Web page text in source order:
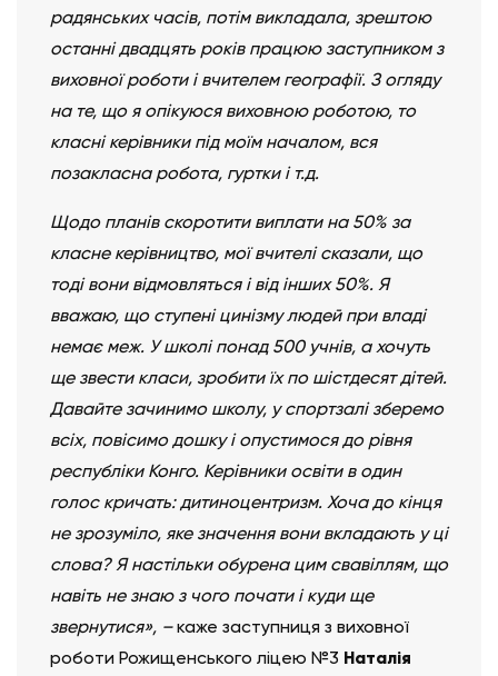
радянських часів, потім викладала, зрештою
останні двадцять років працюю заступником з
виховної роботи і вчителем географії. З огляду
на те, що я опікуюся виховною роботою, то
класні керівники під моїм началом, вся
позакласна робота, гуртки і т.д.
Щодо планів скоротити виплати на 50% за
класне керівництво, мої вчителі сказали, що
тоді вони відмовляться і від інших 50%. Я
вважаю, що ступені цинізму людей при владі
немає меж. У школі понад 500 учнів, а хочуть
ще звести класи, зробити їх по шістдесят дітей.
Давайте зачинимо школу, у спортзалі зберемо
всіх, повісимо дошку і опустимося до рівня
республіки Конго. Керівники освіти в один
голос кричать: дитиноцентризм. Хоча до кінця
не зрозуміло, яке значення вони вкладають у ці
слова? Я настільки обурена цим свавіллям, що
навіть не знаю з чого почати і куди ще
звернутися», –каже заступниця з виховної
роботи Рожищенського ліцею №3 Наталія